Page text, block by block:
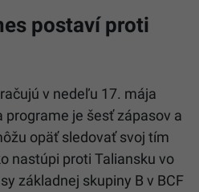
postaví proti
v nedeľu 17. mája
je šesť zápasov a
opäť sledovať svoj tím
nastúpi proti Taliansku vo
základnej skupiny B v BCF